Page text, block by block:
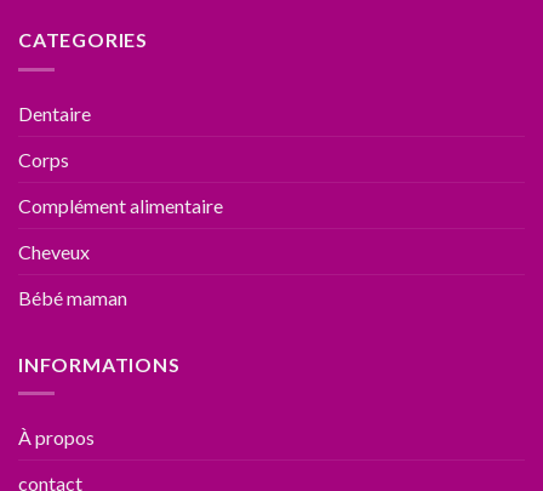
CATEGORIES
Dentaire
Corps
Complément alimentaire
Cheveux
Bébé maman
INFORMATIONS
À propos
contact